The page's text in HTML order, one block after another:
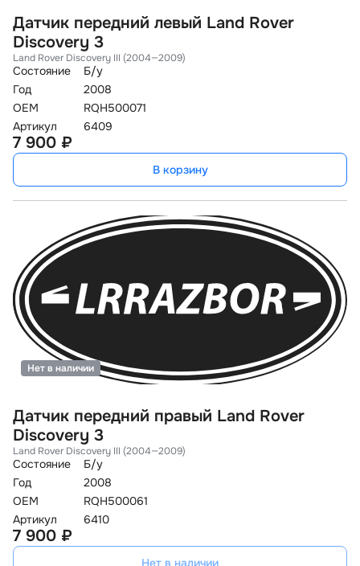
Датчик передний левый Land Rover
Discovery 3
Land Rover Discovery III (2004—2009)
Состояние
Б/у
Год
2008
OEM
RQH500071
Артикул
6409
7 900 ₽
В корзину
Датчик передний правый Land Rover
Discovery 3
Land Rover Discovery III (2004—2009)
Состояние
Б/у
Год
2008
OEM
RQH500061
Артикул
6410
Нет в наличии
7 900 ₽
Нет в наличии